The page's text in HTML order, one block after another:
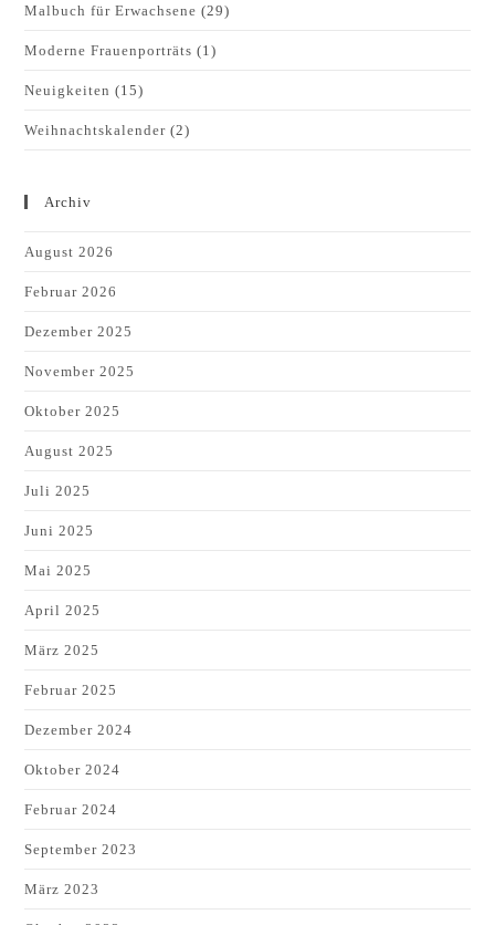
Malbuch für Erwachsene (29)
Moderne Frauenporträts (1)
Neuigkeiten (15)
Weihnachtskalender (2)
Archiv
August 2026
Februar 2026
Dezember 2025
November 2025
Oktober 2025
August 2025
Juli 2025
Juni 2025
Mai 2025
April 2025
März 2025
Februar 2025
Dezember 2024
Oktober 2024
Februar 2024
September 2023
März 2023